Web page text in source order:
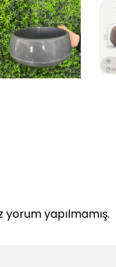
yorum yapılmamış.